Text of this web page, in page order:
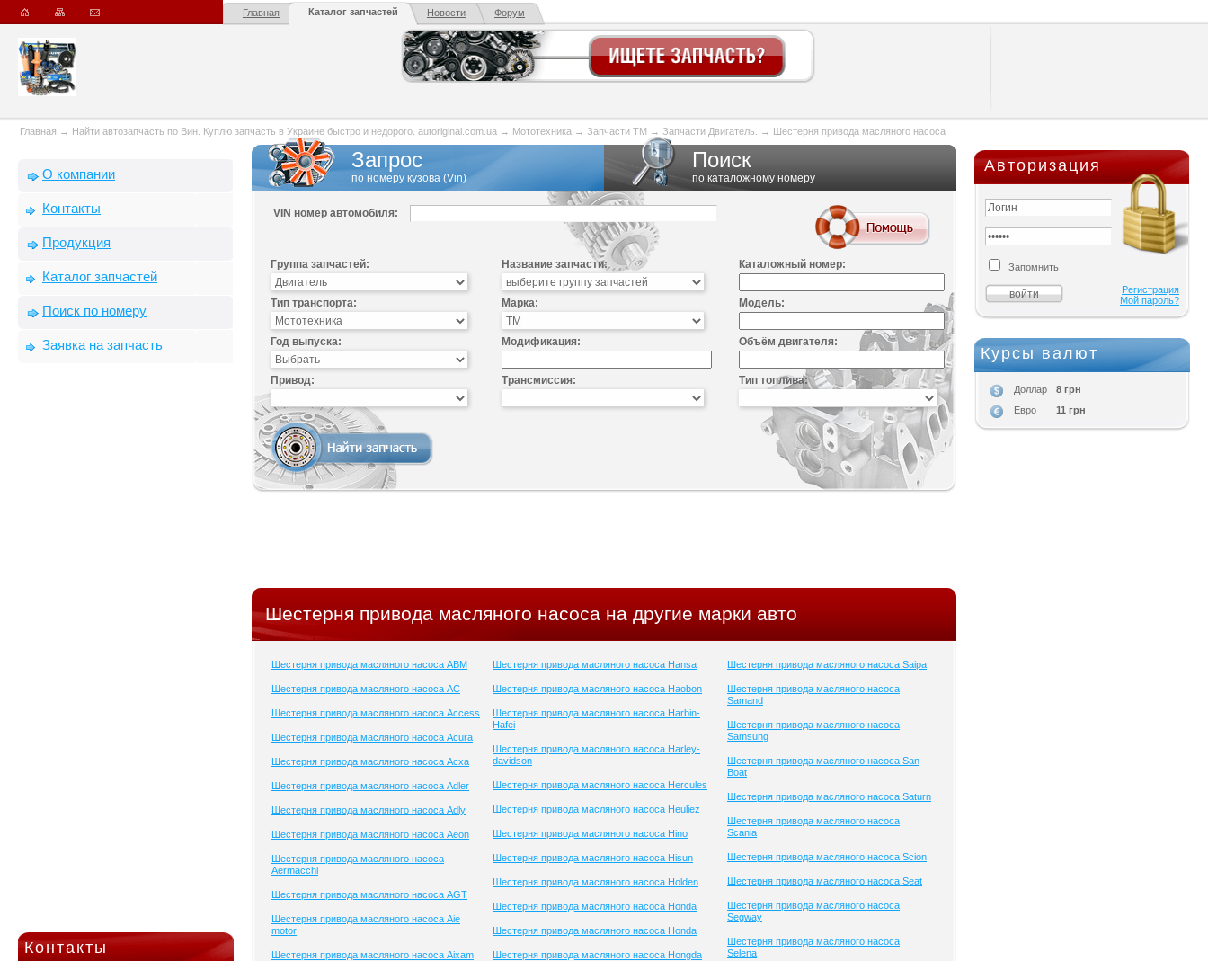
Главная Каталог запчастей Новости Форум
Главная → Найти автозапчасть по Вин. Куплю запчасть в Украине быстро и недорого. autoriginal.com.ua → Мототехника → Запчасти TM → Запчасти Двигатель. → Шестерня привода масляного насоса
О компании
Контакты
Продукция
Каталог запчастей
Поиск по номеру
Заявка на запчасть
Контакты
Запрос
по номеру кузова (Vin)
Поиск
по каталожному номеру
VIN номер автомобиля:
Группа запчастей: Название запчасти: Каталожный номер:
Тип транспорта: Марка: Модель:
Год выпуска: Модификация: Объём двигателя:
Привод: Трансмиссия: Тип топлива:
Шестерня привода масляного насоса на другие марки авто
Шестерня привода масляного насоса ABM
Шестерня привода масляного насоса AC
Шестерня привода масляного насоса Access
Шестерня привода масляного насоса Acura
Шестерня привода масляного насоса Acxa
Шестерня привода масляного насоса Adler
Шестерня привода масляного насоса Adly
Шестерня привода масляного насоса Aeon
Шестерня привода масляного насоса
Aermacchi
Шестерня привода масляного насоса AGT
Шестерня привода масляного насоса Aie
motor
Шестерня привода масляного насоса Aixam
Шестерня привода масляного насоса Hansa
Шестерня привода масляного насоса Haobon
Шестерня привода масляного насоса Harbin-
Hafei
Шестерня привода масляного насоса Harley-
davidson
Шестерня привода масляного насоса Hercules
Шестерня привода масляного насоса Heuliez
Шестерня привода масляного насоса Hino
Шестерня привода масляного насоса Hisun
Шестерня привода масляного насоса Holden
Шестерня привода масляного насоса Honda
Шестерня привода масляного насоса Honda
Шестерня привода масляного насоса Hongda
Шестерня привода масляного насоса Saipa
Шестерня привода масляного насоса
Samand
Шестерня привода масляного насоса
Samsung
Шестерня привода масляного насоса San
Boat
Шестерня привода масляного насоса Saturn
Шестерня привода масляного насоса
Scania
Шестерня привода масляного насоса Scion
Шестерня привода масляного насоса Seat
Шестерня привода масляного насоса
Segway
Шестерня привода масляного насоса
Selena
Авторизация
Запомнить
Регистрация
Мой пароль?
Курсы валют
Доллар
8 грн
Евро
11 грн